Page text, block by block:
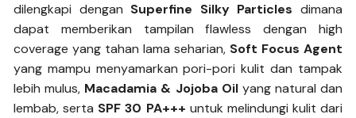
dilengkapi dengan Superfine Silky Particles dimana
dapat memberikan tampilan flawless dengan high
coverage yang tahan lama seharian, Soft Focus Agent
yang mampu menyamarkan pori-pori kulit dan tampak
lebih mulus, Macadamia & Jojoba Oilyang natural dan
lembab, serta SPF 30 PA+++ untuk melindungi kulit dari